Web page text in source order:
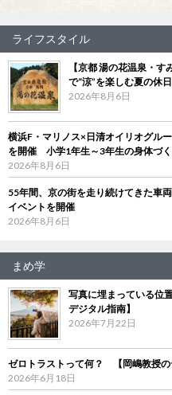
ライフスタイル
【京都 湯の花温泉・
で“涼”を楽しむ夏の休
2026年8月6日
横浜F・マリノス×日清オイリオグル
を開催 小学1年生～3年生の身体づ
2026年8月6日
55年間、京の街を走り続けてきた車
イベントを開催
2026年8月6日
まめ学
写真に埋まっている位
デジタル指南】
2026年7月22日
ゼロトラストって何？ 【岡嶋教授の
2026年6月18日